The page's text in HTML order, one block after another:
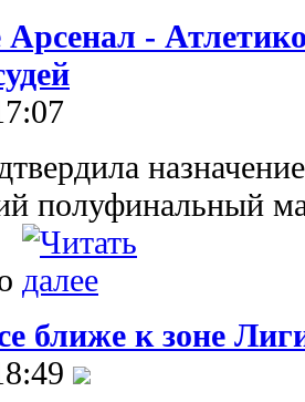
-
полуфинальный
ближе к зоне